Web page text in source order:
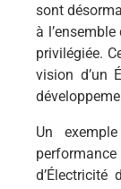
sont
à
privilégiée.
vision d’un
Un
d’Électricité